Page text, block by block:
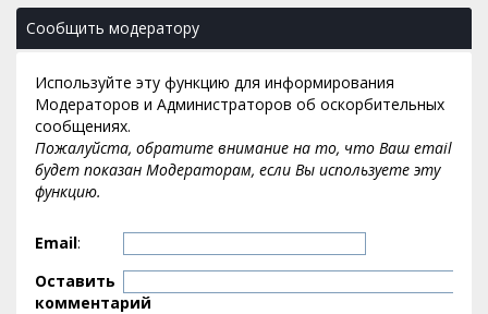
Сообщить модератору
Используйте эту функцию для информирования
Модераторов и Администраторов об оскорбительных
сообщениях.
Пожалуйста, обратите внимание на то, что Ваш email
будет показан Модераторам, если Вы используете эту
функцию.
Email:
Оставить
комментарий